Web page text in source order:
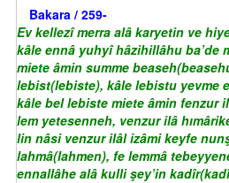
Bakara / 259-
Ev kellezî merra alâ karyetin ve
kâle ennâ yuhyî hâzihillâhu ba’de
miete âmin summe
lebist(lebiste), kâle lebistu yevme
kâle bel lebiste miete âmin fenzur
lem yetesenneh, venzur ilâ
lin nâsi venzur ilâl izâmi keyfe
lahmâ(lahmen), fe lemmâ
ennallâhe alâ kulli şey’in